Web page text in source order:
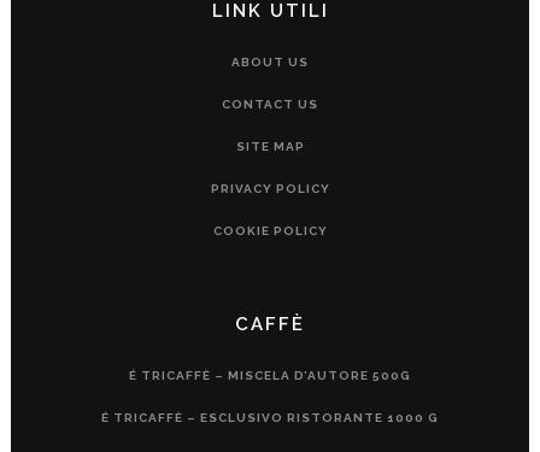
LINK UTILI
ABOUT US
CONTACT US
SITE MAP
PRIVACY POLICY
COOKIE POLICY
CAFFÈ
É TRICAFFÈ – MISCELA D’AUTORE 500G
É TRICAFFÈ – ESCLUSIVO RISTORANTE 1000 G